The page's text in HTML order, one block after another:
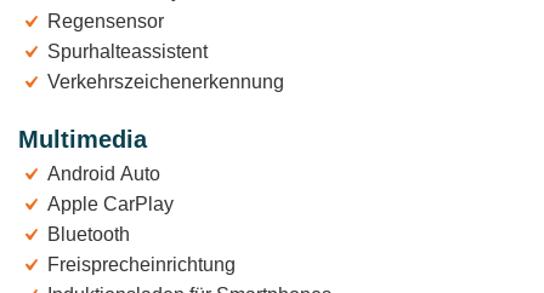
Regensensor
Spurhalteassistent
Verkehrszeichenerkennung
Multimedia
Android Auto
Apple CarPlay
Bluetooth
Freisprecheinrichtung